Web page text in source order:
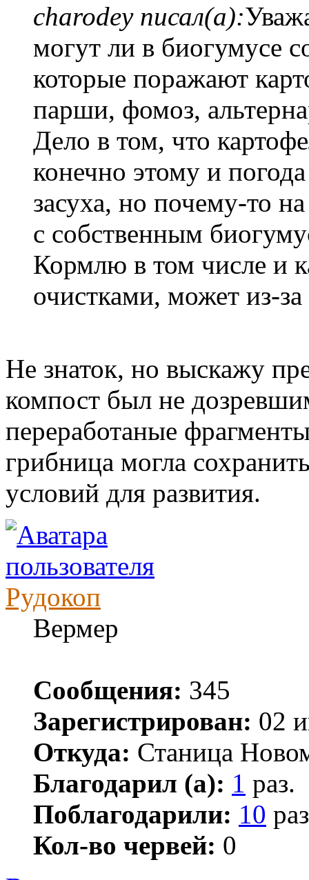
charodey писал(а):
могут ли в биогумусе
которые поражают
парши, фомоз,
Дело в том, что
конечно этому и
засуха, но почему-то
с собственным
Кормлю в том числе и
очистками, может из-за
Не знаток, но выскажу
компост был не
переработаные
грибница могла
условий для развития.
Рудокоп
Вермер
Сообщения: 345
Зарегистрирован: 02
Откуда: Станица
Благодарил (а): 1 раз.
Поблагодарили: 10
Кол-во червей: 0